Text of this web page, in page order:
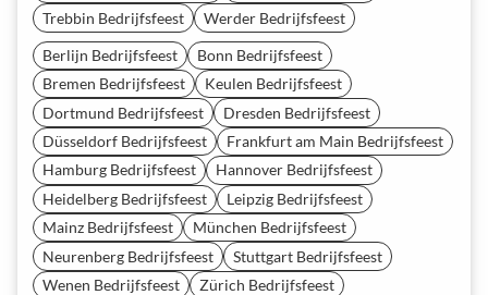
Trebbin Bedrijfsfeest
Werder Bedrijfsfeest
Berlijn Bedrijfsfeest
Bonn Bedrijfsfeest
Bremen Bedrijfsfeest
Keulen Bedrijfsfeest
Dortmund Bedrijfsfeest
Dresden Bedrijfsfeest
Düsseldorf Bedrijfsfeest
Frankfurt am Main Bedrijfsfeest
Hamburg Bedrijfsfeest
Hannover Bedrijfsfeest
Heidelberg Bedrijfsfeest
Leipzig Bedrijfsfeest
Mainz Bedrijfsfeest
München Bedrijfsfeest
Neurenberg Bedrijfsfeest
Stuttgart Bedrijfsfeest
Wenen Bedrijfsfeest
Zürich Bedrijfsfeest